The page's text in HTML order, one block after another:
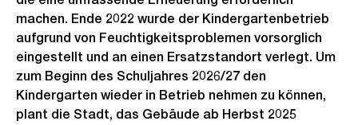
machen. Ende 2022 wurde der Kindergartenbetrieb
aufgrund von Feuchtigkeitsproblemen vorsorglich
eingestellt und an einen Ersatzstandort verlegt. Um
zum Beginn des Schuljahres 2026/27 den
Kindergarten wieder in Betrieb nehmen zu können,
plant die Stadt, das Gebäude ab Herbst 2025